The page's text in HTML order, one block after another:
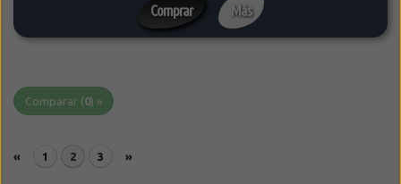
Comprar Más
Comparar (0) »
« 1 2 3 »